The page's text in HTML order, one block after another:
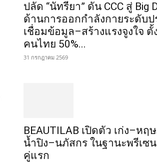
ปลัด “นัทรียา” ดัน CCC สู่ Big
ด้านการออกกำลังกายระดับป
เชื่อมข้อมูล–สร้างแรงจูงใจ ตั้
คนไทย 50%...
31 กรกฎาคม 2569
BEAUTILAB เปิดตัว เก่ง–หฤ
น้ำปิง–นภัสกร ในฐานะพรีเซ
คู่แรก